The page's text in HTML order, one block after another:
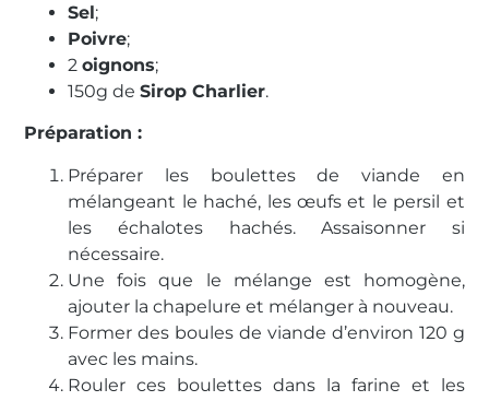
Sel;
Poivre;
2oignons;
150g deSirop Charlier.
Préparation :
Préparer les boulettes de viande en
mélangeant le haché, les œufs et le persil et
les échalotes hachés. Assaisonner si
nécessaire.
Une fois que le mélange est homogène,
ajouter la chapelure et mélanger à nouveau.
Former des boules de viande d’environ 120 g
avec les mains.
Rouler ces boulettes dans la farine et les